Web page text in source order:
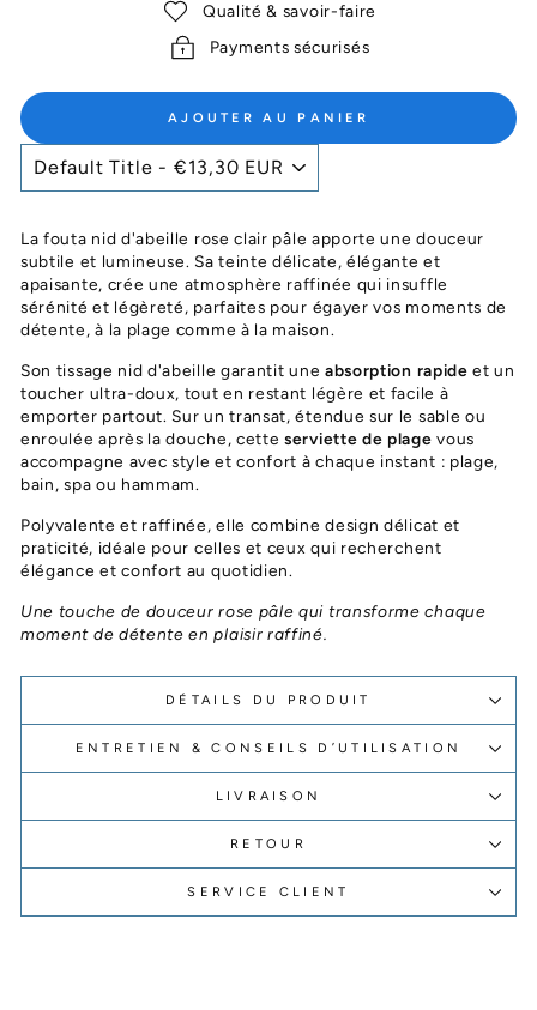
Qualité & savoir-faire
Payments sécurisés
AJOUTER AU PANIER
La fouta nid d'abeille rose clair pâle apporte une douceur
subtile et lumineuse. Sa teinte délicate, élégante et
apaisante, crée une atmosphère raffinée qui insuffle
sérénité et légèreté, parfaites pour égayer vos moments de
détente, à la plage comme à la maison.
Son tissage nid d'abeille garantit une absorption rapide et un
toucher ultra-doux, tout en restant légère et facile à
emporter partout. Sur un transat, étendue sur le sable ou
enroulée après la douche, cetteserviette de plage vous
accompagne avec style et confort à chaque instant : plage,
bain, spa ou hammam.
Polyvalente et raffinée, elle combine design délicat et
praticité, idéale pour celles et ceux qui recherchent
élégance et confort au quotidien.
Une touche de douceur rose pâle qui transforme chaque
moment de détente en plaisir raffiné.
DÉTAILS DU PRODUIT
ENTRETIEN & CONSEILS D’UTILISATION
LIVRAISON
RETOUR
SERVICE CLIENT